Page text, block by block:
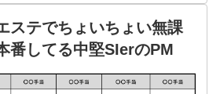
ステでちょいちょい無課
番してる中堅SIerのPM